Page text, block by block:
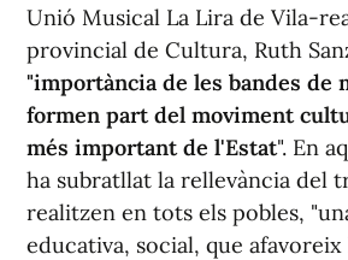
Unió Musical La Lira de Vila-
provincial de Cultura, Ruth
"importància de les bandes de
formen part del moviment
més important de l'Estat". En
ha subratllat la rellevància del
realitzen en tots els pobles,
educativa, social, que